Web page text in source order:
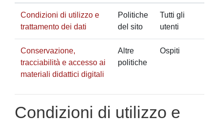
Condizioni di utilizzo e
trattamento dei dati
Politiche
del sito
Tutti gli
utenti
Conservazione,
tracciabilità e accesso ai
materiali didattici digitali
Altre
politiche
Ospiti
Condizioni di utilizzo e